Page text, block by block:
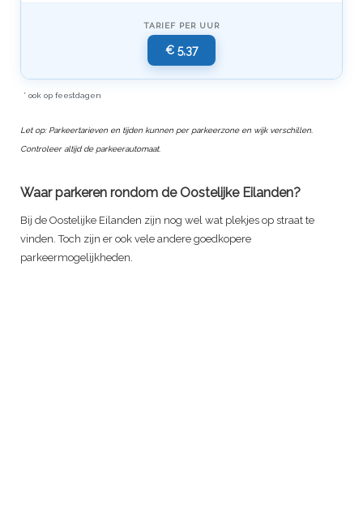
TARIEF PER UUR
€ 5,37
* ook op feestdagen
Let op: Parkeertarieven en tijden kunnen per parkeerzone en wijk verschillen.
Controleer altijd de parkeerautomaat.
Waar parkeren rondom de Oostelijke Eilanden?
Bij de Oostelijke Eilanden zijn nog wel wat plekjes op straat te
vinden. Toch zijn er ook vele andere goedkopere
parkeermogelijkheden.